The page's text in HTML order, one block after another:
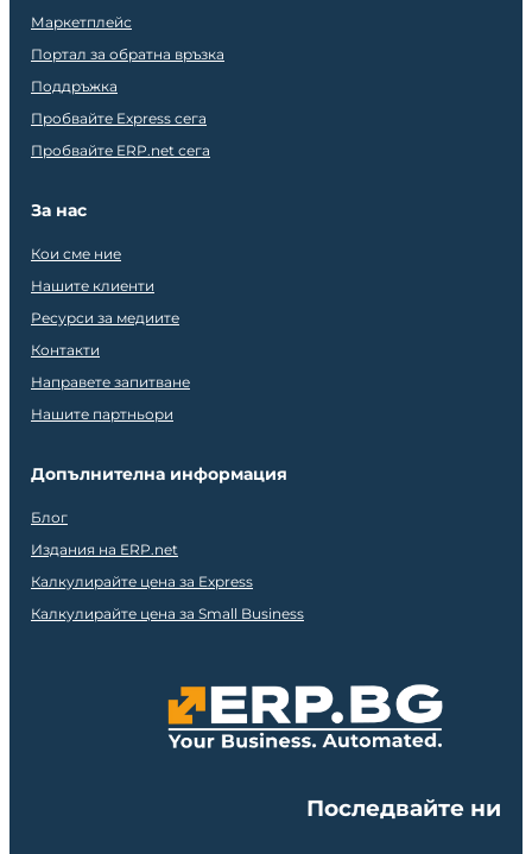
Маркетплейс
Портал за обратна връзка
Поддръжка
Пробвайте Express сега
Пробвайте ERP.net сега
За нас
Кои сме ние
Нашите клиенти
Ресурси за медиите
Контакти
Направете запитване
Нашите партньори
Допълнителна информация
Блог
Издания на ERP.net
Калкулирайте цена за Express
Калкулирайте цена за Small Business
Последвайте ни